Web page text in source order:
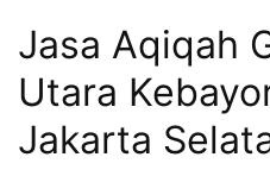
KAMI
Jasa Aqiqah
Utara
Jakarta